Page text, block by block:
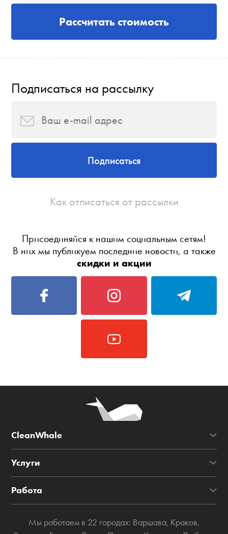
Рассчитать стоимость
Подписаться на рассылку
Подписаться
Как отписаться от рассылки
Присоединяйся к нашим социальным сетям!
В них мы публикуем последние новости, а также
скидки и акции
CleanWhale
Услуги
Работа
Мы работаем в 22 городах: Варшава, Краков,